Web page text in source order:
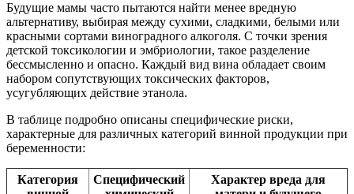
Будущие мамы часто пытаются найти менее вредную
альтернативу, выбирая между сухими, сладкими, белыми или
красными сортами виноградного алкоголя. С точки зрения
детской токсикологии и эмбриологии, такое разделение
бессмысленно и опасно. Каждый вид вина обладает своим
набором сопутствующих токсических факторов,
усугубляющих действие этанола.
В таблице подробно описаны специфические риски,
характерные для различных категорий винной продукции при
беременности:
Категория
Специфический
Характер вреда для